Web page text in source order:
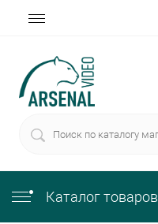
Каталог товаров